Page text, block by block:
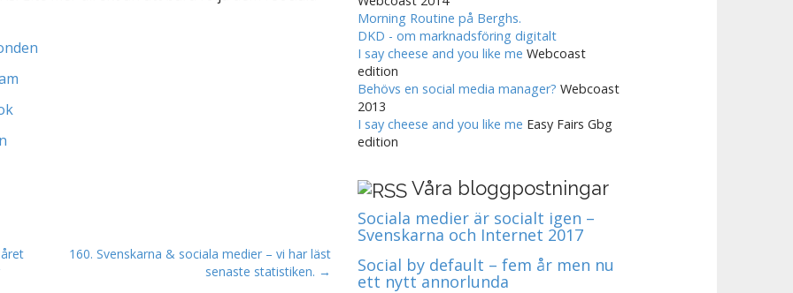
160. Svenskarna & sociala medier – vi har läst
senaste statistiken. →
Morning Routine på Berghs.
DKD - om marknadsföring digitalt
I say cheese and you like me Webcoast
edition
Behövs en social media manager? Webcoast
2013
I say cheese and you like me Easy Fairs Gbg
edition
Våra bloggpostningar
Sociala medier är socialt igen –
Svenskarna och Internet 2017
Social by default – fem år men nu
ett nytt annorlunda